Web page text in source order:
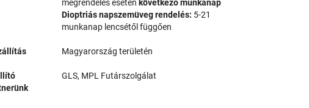
megrendelés esetén következő munkanap
Dioptriás napszemüveg rendelés: 5-21
munkanap lencsétől függően
Magyarország területén
GLS, MPL Futárszolgálat